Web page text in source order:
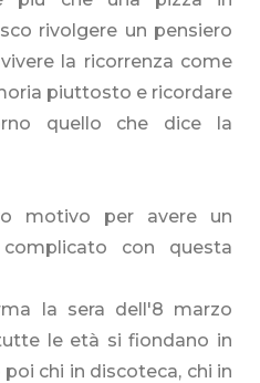
rivolgere un pensiero
la ricorrenza come
piuttosto e ricordare
quello che dice la
motivo per avere un
con questa
la sera dell'8 marzo
le età si fiondano in
chi in discoteca, chi in